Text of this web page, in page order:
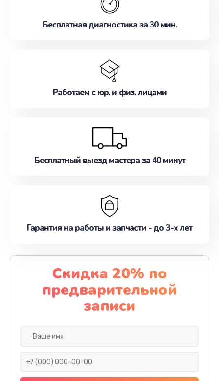
Бесплатная диагностика за 30 мин.
Работаем с юр. и физ. лицами
Бесплатный выезд мастера за 40 минут
Гарантия на работы и запчасти - до 3-х лет
Скидка 20% по
предварительной
записи